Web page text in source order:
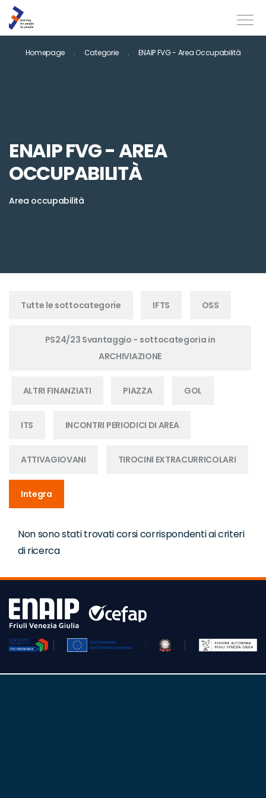
Homepage Categorie ENAIP FVG - Area Occupabilità
ENAIP FVG - AREA
OCCUPABILITÀ
Area occupabilità
Tutte le sottocategorie IFTS OSS
PS24/23 Svantaggio - sottocategoria in
ARCHIVIAZIONE
ALTRI FINANZIATI PIAZZA GOL
ITS INCONTRI PERIODICI DI AREA
ATTIVAGIOVANI TIROCINI EXTRACURRICOLARI
Integra
Non sono stati trovati corsi corrispondenti ai criteri
di ricerca